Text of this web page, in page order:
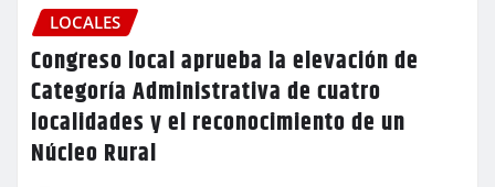
LOCALES
Congreso local aprueba la elevación de
Categoría Administrativa de cuatro
localidades y el reconocimiento de un
Núcleo Rural